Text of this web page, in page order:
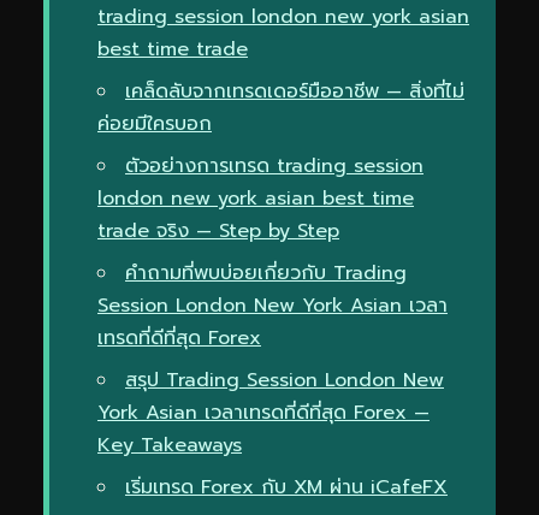
trading session london new york asian
best time trade
เคล็ดลับจากเทรดเดอร์มืออาชีพ — สิ่งที่ไม่
ค่อยมีใครบอก
ตัวอย่างการเทรด trading session
london new york asian best time
trade จริง — Step by Step
คำถามที่พบบ่อยเกี่ยวกับ Trading
Session London New York Asian เวลา
เทรดที่ดีที่สุด Forex
สรุป Trading Session London New
York Asian เวลาเทรดที่ดีที่สุด Forex —
Key Takeaways
เริ่มเทรด Forex กับ XM ผ่าน iCafeFX